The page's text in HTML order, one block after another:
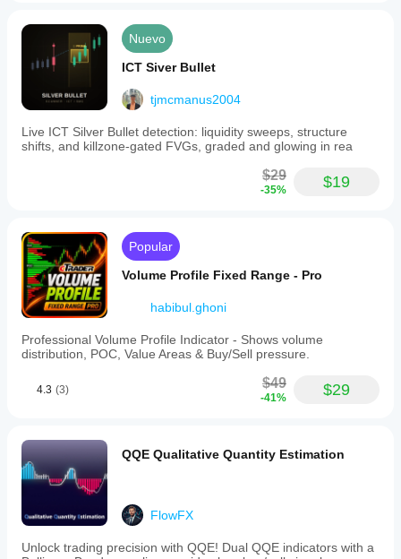
Nuevo
ICT Siver Bullet
tjmcmanus2004
Live ICT Silver Bullet detection: liquidity sweeps, structure
shifts, and killzone-gated FVGs, graded and glowing in rea
$29
-35% $19
Popular
Volume Profile Fixed Range - Pro
habibul.ghoni
Professional Volume Profile Indicator - Shows volume
distribution, POC, Value Areas & Buy/Sell pressure.
4.3 (3) $49
-41% $29
QQE Qualitative Quantity Estimation
FlowFX
Unlock trading precision with QQE! Dual QQE indicators with a